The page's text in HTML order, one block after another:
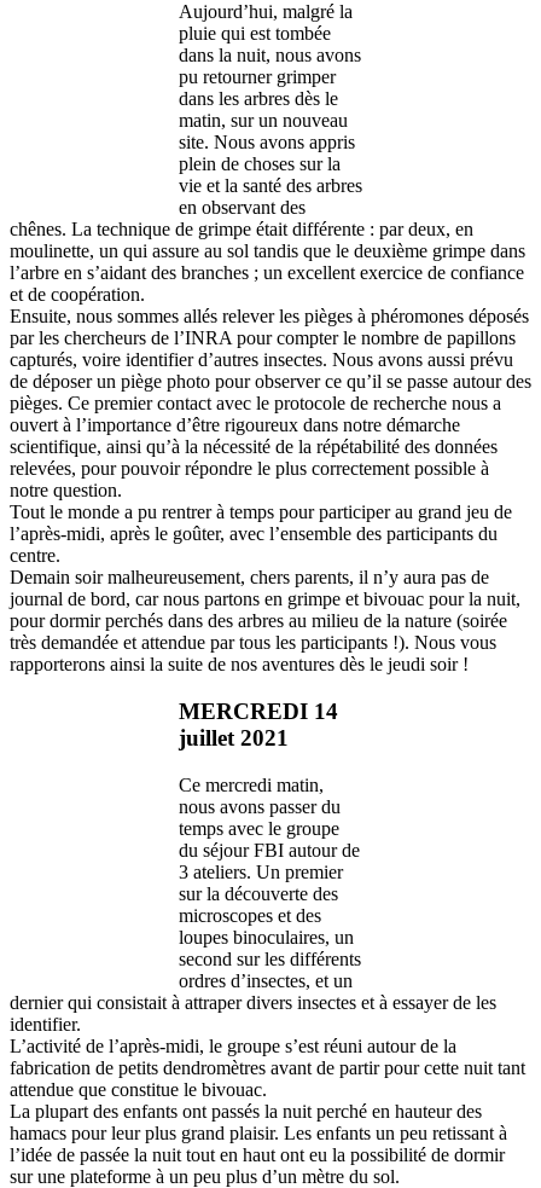
Aujourd’hui, malgré la
pluie qui est tombée
dans la nuit, nous avons
pu retourner grimper
dans les arbres dès le
matin, sur un nouveau
site. Nous avons appris
plein de choses sur la
vie et la santé des arbres
en observant des
chênes. La technique de grimpe était différente : par deux, en
moulinette, un qui assure au sol tandis que le deuxième grimpe dans
l’arbre en s’aidant des branches ; un excellent exercice de confiance
et de coopération.
Ensuite, nous sommes allés relever les pièges à phéromones déposés
par les chercheurs de l’INRA pour compter le nombre de papillons
capturés, voire identifier d’autres insectes. Nous avons aussi prévu
de déposer un piège photo pour observer ce qu’il se passe autour des
pièges. Ce premier contact avec le protocole de recherche nous a
ouvert à l’importance d’être rigoureux dans notre démarche
scientifique, ainsi qu’à la nécessité de la répétabilité des données
relevées, pour pouvoir répondre le plus correctement possible à
notre question.
Tout le monde a pu rentrer à temps pour participer au grand jeu de
l’après-midi, après le goûter, avec l’ensemble des participants du
centre.
Demain soir malheureusement, chers parents, il n’y aura pas de
journal de bord, car nous partons en grimpe et bivouac pour la nuit,
pour dormir perchés dans des arbres au milieu de la nature (soirée
très demandée et attendue par tous les participants !). Nous vous
rapporterons ainsi la suite de nos aventures dès le jeudi soir !
MERCREDI 14
juillet 2021
Ce mercredi matin,
nous avons passer du
temps avec le groupe
du séjour FBI autour de
3 ateliers. Un premier
sur la découverte des
microscopes et des
loupes binoculaires, un
second sur les différents
ordres d’insectes, et un
dernier qui consistait à attraper divers insectes et à essayer de les
identifier.
L’activité de l’après-midi, le groupe s’est réuni autour de la
fabrication de petits dendromètres avant de partir pour cette nuit tant
attendue que constitue le bivouac.
La plupart des enfants ont passés la nuit perché en hauteur des
hamacs pour leur plus grand plaisir. Les enfants un peu retissant à
l’idée de passée la nuit tout en haut ont eu la possibilité de dormir
sur une plateforme à un peu plus d’un mètre du sol.